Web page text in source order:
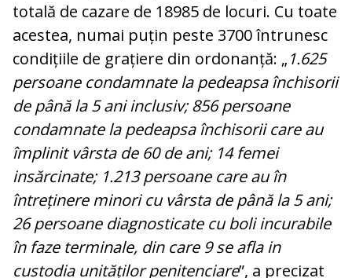
totală de cazare de 18985 de locuri. Cu toate
acestea, numai puțin peste 3700 întrunesc
condițiile de grațiere din ordonanță: „1.625
persoane condamnate la pedeapsa închisorii
de până la 5 ani inclusiv; 856 persoane
condamnate la pedeapsa închisorii care au
împlinit vârsta de 60 de ani; 14 femei
insărcinate; 1.213 persoane care au în
întreținere minori cu vârsta de până la 5 ani;
26 persoane diagnosticate cu boli incurabile
în faze terminale, din care 9 se afla in
custodia unităților penitenciare”, a precizat